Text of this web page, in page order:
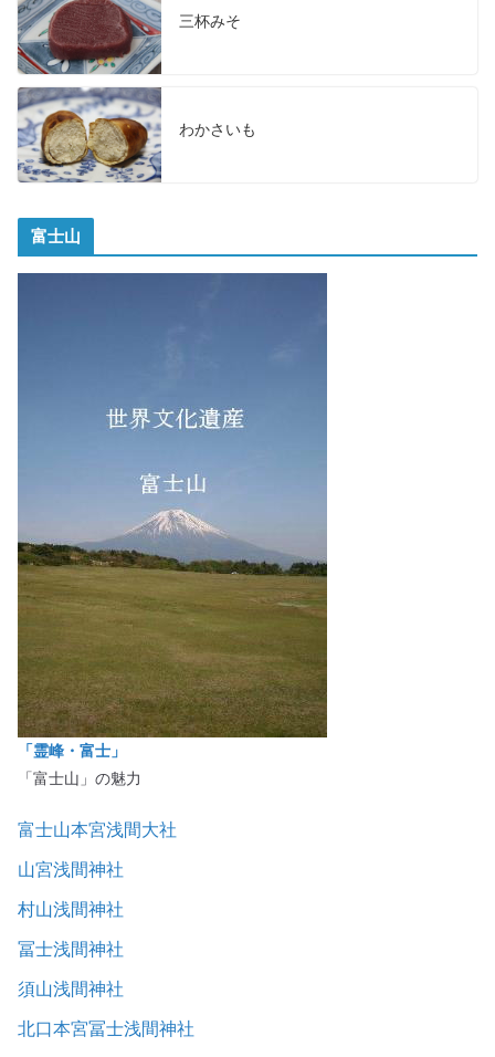
三杯みそ
わかさいも
富士山
「霊峰・富士」
「富士山」の魅力
富士山本宮浅間大社
山宮浅間神社
村山浅間神社
冨士浅間神社
須山浅間神社
北口本宮冨士浅間神社